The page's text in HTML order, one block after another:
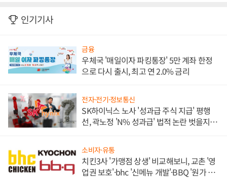
인기기사
금융
우체국 '매일이자 파킹통장' 5만 계좌 한정
으로 다시 출시, 최고 연 2.0% 금리
전자·전기·정보통신
SK하이닉스 노사 '성과급 주식 지급' 평행
선, 곽노정 'N% 성과급' 법적 논란 벗을지 주
소비자·유통
치킨3사 '가맹점 상생' 비교해보니, 교촌 '영
업권 보호'·bhc '신메뉴 개발'·BBQ '원가 부